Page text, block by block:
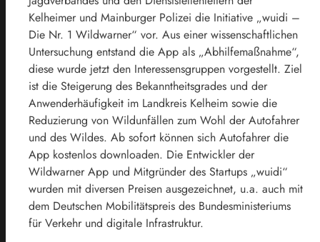
Kelheimer und Mainburger Polizei die Initiative „wuidi –
Die Nr. 1 Wildwarner“ vor. Aus einer wissenschaftlichen
Untersuchung entstand die App als „Abhilfemaßnahme“,
diese wurde jetzt den Interessensgruppen vorgestellt. Ziel
ist die Steigerung des Bekanntheitsgrades und der
Anwenderhäufigkeit im Landkreis Kelheim sowie die
Reduzierung von Wildunfällen zum Wohl der Autofahrer
und des Wildes. Ab sofort können sich Autofahrer die
App kostenlos downloaden. Die Entwickler der
Wildwarner App und Mitgründer des Startups „wuidi“
wurden mit diversen Preisen ausgezeichnet, u.a. auch mit
dem Deutschen Mobilitätspreis des Bundesministeriums
für Verkehr und digitale Infrastruktur.